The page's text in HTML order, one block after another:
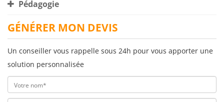
Pédagogie
GÉNÉRER MON DEVIS
Un conseiller vous rappelle sous 24h pour vous apporter une
solution personnalisée